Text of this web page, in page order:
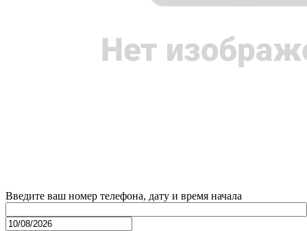
Введите ваш номер телефона, дату и время начала